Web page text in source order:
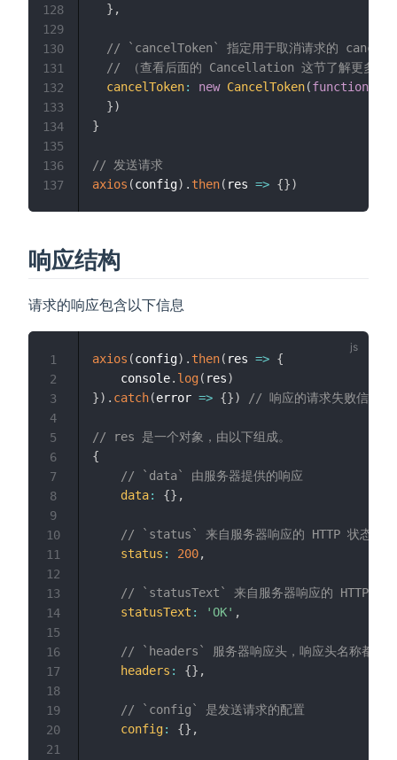
} ,
// `cancelToken` 指定用于取消请求的 cancel
// （查看后面的 Cancellation 这节了解更多）
cancelToken: new CancelToken(function
})
}
// 发送请求
axios (config) . then( res => {})
128
129
130
131
132
133
134
135
136
137
响应结构
请求的响应包含以下信息
axios (config) . then( res => {
    console
. log( res)
}) . catch(error => {}) // 响应的请求失败信息
// res 是一个对象，由以下组成。
{
// `data` 由服务器提供的响应
data: {} ,
// `status` 来自服务器响应的 HTTP 状态码
status : 200,
// `statusText` 来自服务器响应的 HTTP 状
statusText : 'OK' ,
// `headers` 服务器响应头，响应头名称都是
headers : {} ,
// `config` 是发送请求的配置
config: {} ,
1
2
3
4
5
6
7
8
9
10
11
12
13
14
15
16
17
18
19
20
21